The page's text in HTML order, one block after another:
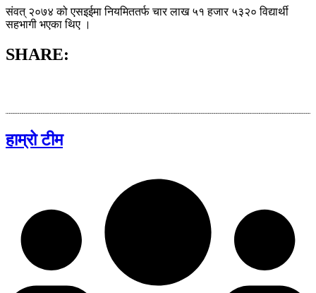
संवत् २०७४ को एसइईमा नियमिततर्फ चार लाख ५१ हजार ५३२० विद्यार्थी
सहभागी भएका थिए ।
SHARE:
हाम्रो टीम